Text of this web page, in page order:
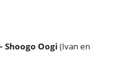
Shoogo Oogi (Ivan en